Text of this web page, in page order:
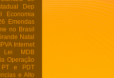
Dep
Economia
Emendas
no Brasil
Natal
IPVA Internet
Lei
MDB
Operação
PT e PDT
e Alto